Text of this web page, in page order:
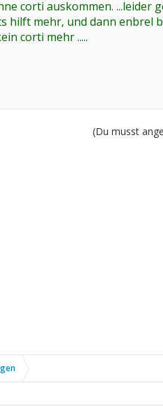
corti auskommen. ...leider
hilft mehr, und dann enbrel
corti mehr .....
(Du musst